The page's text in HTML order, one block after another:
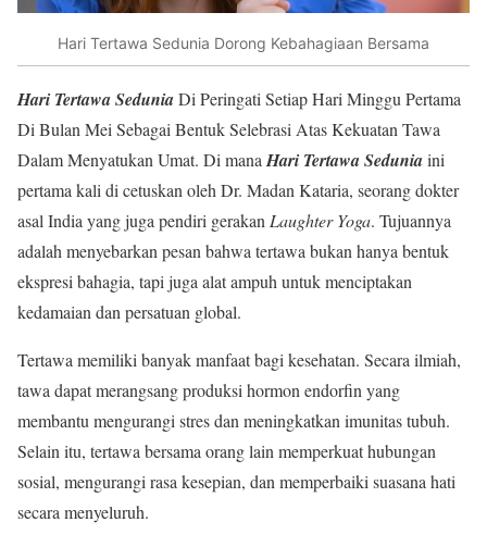
Hari Tertawa Sedunia Dorong Kebahagiaan Bersama
Hari Tertawa SeduniaDi Peringati Setiap Hari Minggu Pertama
Di Bulan Mei Sebagai Bentuk Selebrasi Atas Kekuatan Tawa
Dalam Menyatukan Umat. Di manaHari Tertawa Seduniaini
pertama kali di cetuskan oleh Dr. Madan Kataria, seorang dokter
asal India yang juga pendiri gerakanLaughter Yoga. Tujuannya
adalah menyebarkan pesan bahwa tertawa bukan hanya bentuk
ekspresi bahagia, tapi juga alat ampuh untuk menciptakan
kedamaian dan persatuan global.
Tertawa memiliki banyak manfaat bagi kesehatan. Secara ilmiah,
tawa dapat merangsang produksi hormon endorfin yang
membantu mengurangi stres dan meningkatkan imunitas tubuh.
Selain itu, tertawa bersama orang lain memperkuat hubungan
sosial, mengurangi rasa kesepian, dan memperbaiki suasana hati
secara menyeluruh.